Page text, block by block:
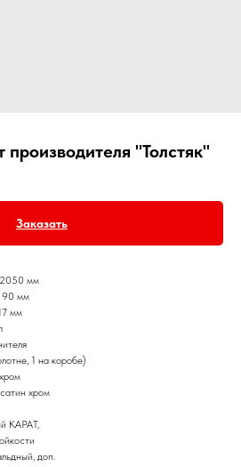
"Толстяк"
Заказать
мм
90 мм
мм
1 на коробе)
хром
КАРАТ,
доп.